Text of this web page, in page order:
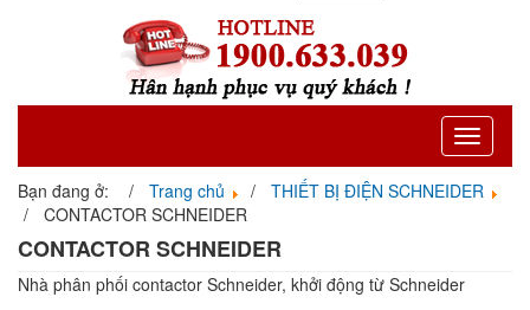
Toggle
Bạn đang ở: Trang chủ
THIẾT BỊ ĐIỆN SCHNEIDER
CONTACTOR SCHNEIDER
CONTACTOR SCHNEIDER
Nhà phân phối contactor Schneider, khởi động từ Schneider